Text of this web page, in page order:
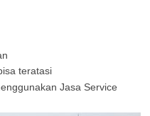
teratasi
Jasa Service